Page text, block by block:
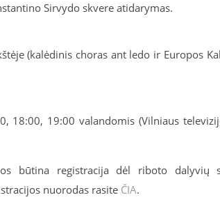
Sirvydo skvere atidarymas.
(kalėdinis choras ant ledo ir Europos
18:00, 19:00 valandomis (Vilniaus
būtina registracija dėl riboto dalyvių
nuorodas rasite ČIA.